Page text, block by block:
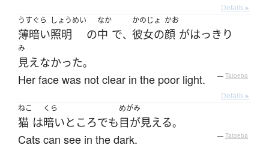
Details ▸
うすぐら
薄暗い
しょうめい
照明 の
なか
中 で、
かのじょ
彼女の
かお
顔 がはっきり
み
見えなかった。
Her face was not clear in the poor light. — Tatoeba
Details ▸
ねこ
猫 は
くら
暗いところでも
めがみ
目が見える。
Cats can see in the dark. — Tatoeba